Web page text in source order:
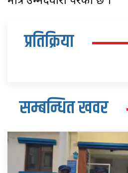
प्रतिक्रिया
सम्बन्धित खवर